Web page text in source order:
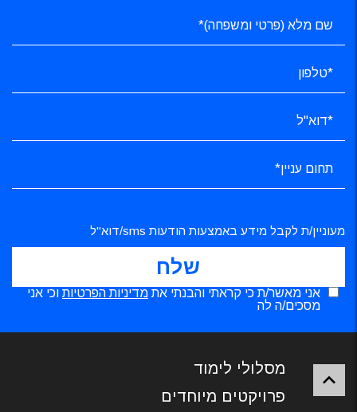
מעוניין/ת לקבל מידע באמצעות הודעות sms/דוא"ל
אני מאשר/ת כי קראתי והבנתי את מדיניות הפרטיות וכי אני
מסכים/ה לה
מסלולי לימוד
פרויקטים מיוחדים